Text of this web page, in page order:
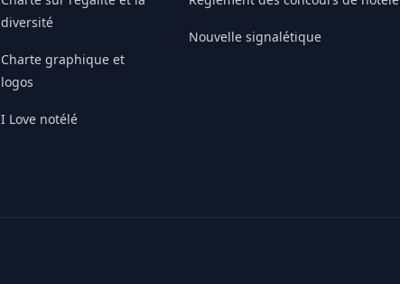
diversité
Charte graphique et
logos
I Love notélé
Nouvelle signalétique